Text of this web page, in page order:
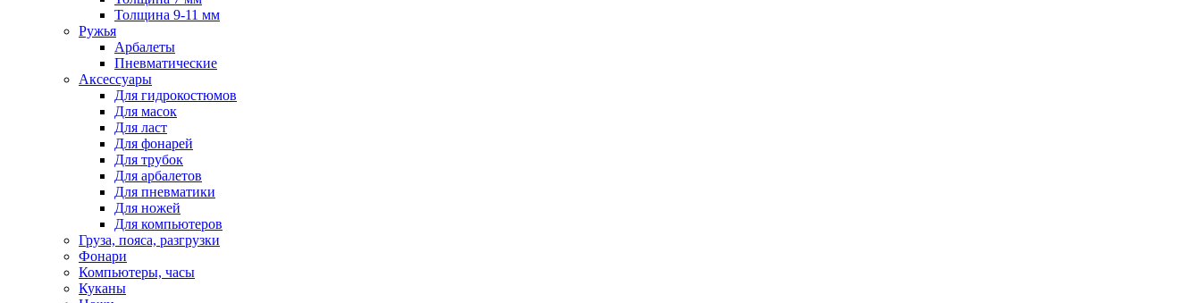
Толщина 9-11 мм
Ружья
Арбалеты
Пневматические
Аксессуары
Для гидрокостюмов
Для масок
Для ласт
Для фонарей
Для трубок
Для арбалетов
Для пневматики
Для ножей
Для компьютеров
Груза, пояса, разгрузки
Фонари
Компьютеры, часы
Куканы